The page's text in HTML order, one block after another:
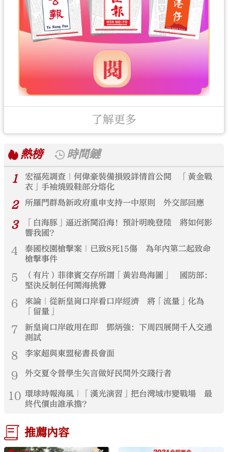
了解更多
熱榜
時間鏈
1
宏福苑調查｜何偉豪裝備損毀詳情首公開 「黃金戰
衣」手袖燒毀鞋部分熔化
2 所羅門群島新政府重申支持一中原則 外交部回應
3
「白海豚」逼近浙閩沿海！預計明晚登陸 將如何影
響我國？
4
泰國校園槍擊案｜已致8死15傷 為年內第二起致命
槍擊事件
5
（有片）菲律賓交存所謂「黃岩島海圖」 國防部：
堅決反制任何鬧海挑釁
6
來論｜從新皇崗口岸看口岸經濟 將「流量」化為
「留量」
7
新皇崗口岸啟用在即 鄧炳強：下周四展開千人交通
測試
8 李家超與東盟秘書長會面
9 外交夏令營學生矢言做好民間外交踐行者
10 環球時報海風｜「漢光演習」把台灣城市變戰場 最
終代價由誰承擔？
推薦內容